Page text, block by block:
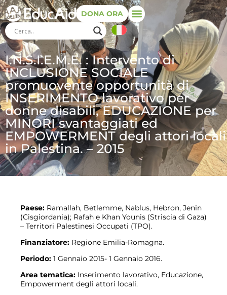
DONA ORA
I.N.S.I.E.M.E. : Intervento di
INCLUSIONE SOCIALE
promuovente opportunità di
INSERIMENTO lavorativo per
donne disabili, EDUCAZIONE per
MINORI svantaggiati ed
EMPOWERMENT degli attori locali
in Palestina. – 2015
Paese: Ramallah, Betlemme, Nablus, Hebron, Jenin
(Cisgiordania); Rafah e Khan Younis (Striscia di Gaza)
– Territori Palestinesi Occupati (TPO).
Finanziatore: Regione Emilia-Romagna.
Periodo: 1 Gennaio 2015- 1 Gennaio 2016.
Area tematica: Inserimento lavorativo, Educazione,
Empowerment degli attori locali.